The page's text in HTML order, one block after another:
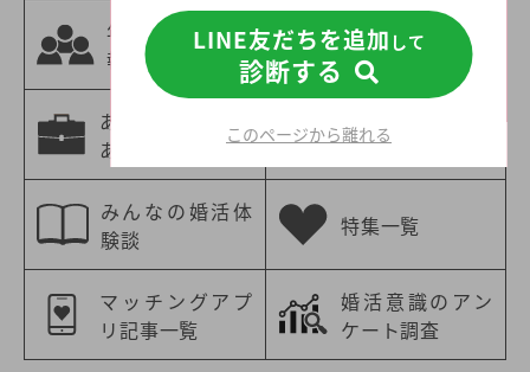
年齢別の婚活情
報
相手の職業から
選ぶ
婚活情報
あなたの職業に
あった婚活情報
年収別の婚活情
報
みんなの婚活体
験談
特集一覧
マッチングアプ
リ記事一覧
婚活意識のアン
ケート調査
LINE友だちを追加 して
診断する
このページから離れる